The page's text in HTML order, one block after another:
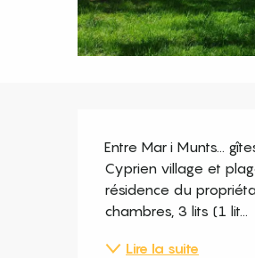
Description
Entre Mar i Munts...
Cyprien village et
résidence du
chambres, 3 lits (1 lit...
Lire la suite